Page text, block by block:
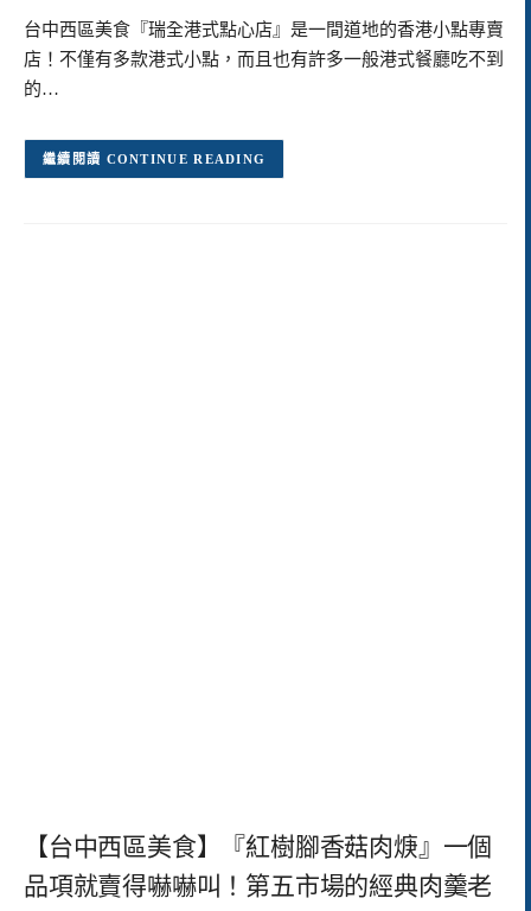
台中西區美食『瑞全港式點心店』是一間道地的香港小點專賣
店！不僅有多款港式小點，而且也有許多一般港式餐廳吃不到
的…
CONTINUE READING
【台中西區美食】『紅樹腳香菇肉焿』一個
品項就賣得嚇嚇叫！第五市場的經典肉羹老